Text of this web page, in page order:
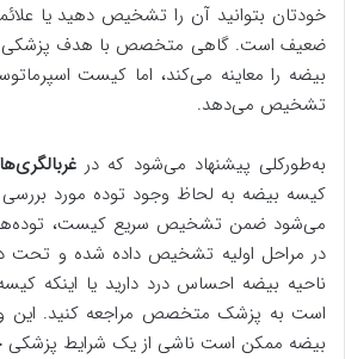
خودتان بتوانید آن را تشخیص دهید یا
ضعیف است. گاهی متخصص با هدف پزشکی
بیضه را معاینه می‌کند، اما کیست
تشخیص می‌دهد.
به‌طورکلی پیشنهاد می‌شود که در
کیسه بیضه به لحاظ وجود توده مورد بررسی
می‌شود ضمن تشخیص سریع کیست،
در مراحل اولیه تشخیص داده شده و تحت
ناحیه بیضه احساس درد دارید یا اینکه
است به پزشک متخصص مراجعه کنید. این
بیضه ممکن است ناشی از یک شرایط پزشکی